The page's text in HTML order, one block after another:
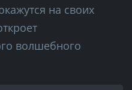
на своих
волшебного